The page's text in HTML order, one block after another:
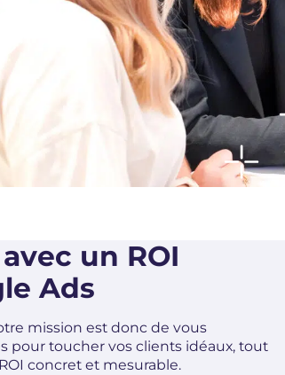
un ROI
Ads
mission est donc de vous
pour toucher vos clients idéaux, tout
concret et mesurable.